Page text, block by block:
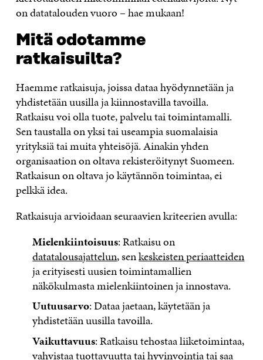
on datatalouden vuoro – hae mukaan!
Mitä odotamme
ratkaisuilta?
Haemme ratkaisuja, joissa dataa hyödynnetään ja
yhdistetään uusilla ja kiinnostavilla tavoilla.
Ratkaisu voi olla tuote, palvelu tai toimintamalli.
Sen taustalla on yksi tai useampia suomalaisia
yrityksiä tai muita yhteisöjä. Ainakin yhden
organisaation on oltava rekisteröitynyt Suomeen.
Ratkaisun on oltava jo käytännön toimintaa, ei
pelkkä idea.
Ratkaisuja arvioidaan seuraavien kriteerien avulla:
Mielenkiintoisuus: Ratkaisu on
datatalousajattelun, senkeskeisten periaatteiden
ja erityisesti uusien toimintamallien
näkökulmasta mielenkiintoinen ja innostava.
Uutuusarvo: Dataa jaetaan, käytetään ja
yhdistetään uusilla tavoilla.
Vaikuttavuus: Ratkaisu tehostaa liiketoimintaa,
vahvistaa tuottavuutta tai hyvinvointia tai saa